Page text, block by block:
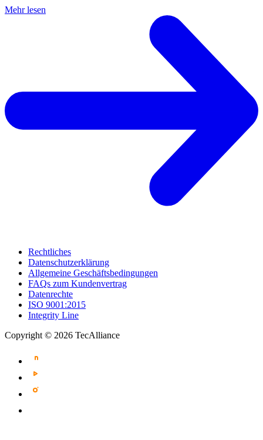
Mehr lesen
Rechtliches
Datenschutzerklärung
Allgemeine Geschäftsbedingungen
FAQs zum Kundenvertrag
Datenrechte
ISO 9001:2015
Integrity Line
Copyright © 2026 TecAlliance